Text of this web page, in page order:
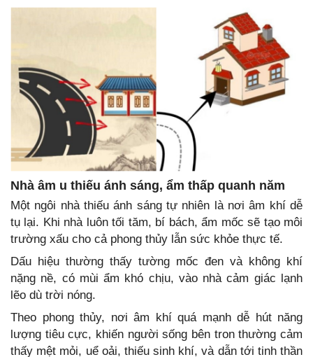
Nhà âm u thiếu ánh sáng, ẩm thấp quanh năm
Một ngôi nhà thiếu ánh sáng tự nhiên là nơi âm khí dễ
tụ lại. Khi nhà luôn tối tăm, bí bách, ẩm mốc sẽ tạo môi
trường xấu cho cả phong thủy lẫn sức khỏe thực tế.
Dấu hiệu thường thấy tường mốc đen và không khí
nặng nề, có mùi ẩm khó chịu, vào nhà cảm giác lạnh
lẽo dù trời nóng.
Theo phong thủy, nơi âm khí quá mạnh dễ hút năng
lượng tiêu cực, khiến người sống bên tron thường cảm
thấy mệt mỏi, uể oải, thiếu sinh khí, và dẫn tới tinh thần